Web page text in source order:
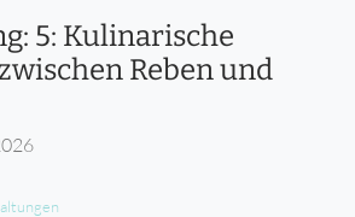
5: Kulinarische
Reben und